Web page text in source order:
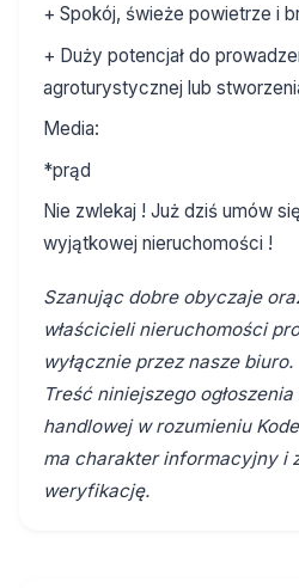
+ Spokój, świeże powietrze i
+ Duży potencjał do
agroturystycznej lub
Media:
*prąd
Nie zwlekaj ! Już dziś umów
wyjątkowej nieruchomości !
Szanując dobre obyczaje
właścicieli nieruchomości
wyłącznie przez nasze biuro.
Treść niniejszego
handlowej w rozumieniu
ma charakter informacyjny i
weryfikację.